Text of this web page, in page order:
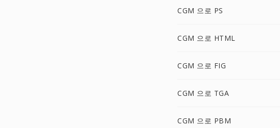
CGM 으로 PS
CGM 으로 HTML
CGM 으로 FIG
CGM 으로 TGA
CGM 으로 PBM